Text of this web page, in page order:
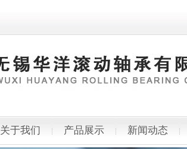
关于我们 产品展示 新闻动态